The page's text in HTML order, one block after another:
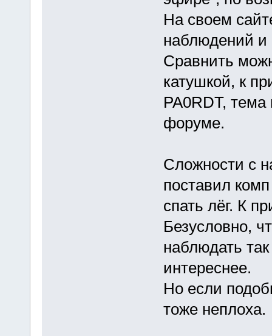
На своем
наблюдений и
Сравнить
катушкой, к
PA0RDT, тема
форуме.
Сложности с
поставил
спать лёг. К
Безусловно,
наблюдать
интереснее.
Но если
тоже неплоха.